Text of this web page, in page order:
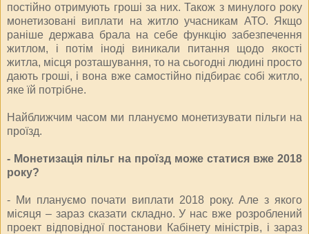
постійно отримують гроші за них. Також з минулого року
монетизовані виплати на житло учасникам АТО. Якщо
раніше держава брала на себе функцію забезпечення
житлом, і потім іноді виникали питання щодо якості
житла, місця розташування, то на сьогодні людині просто
дають гроші, і вона вже самостійно підбирає собі житло,
яке їй потрібне.
Найближчим часом ми плануємо монетизувати пільги на
проїзд.
- Монетизація пільг на проїзд може статися вже 2018
року?
- Ми плануємо почати виплати 2018 року. Але з якого
місяця – зараз сказати складно. У нас вже розроблений
проект відповідної постанови Кабінету міністрів, і зараз